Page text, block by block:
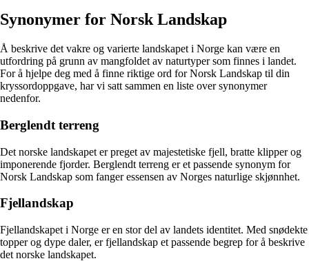
Synonymer for Norsk Landskap
Å beskrive det vakre og varierte landskapet i Norge kan være en
utfordring på grunn av mangfoldet av naturtyper som finnes i landet.
For å hjelpe deg med å finne riktige ord for Norsk Landskap til din
kryssordoppgave, har vi satt sammen en liste over synonymer
nedenfor.
Berglendt terreng
Det norske landskapet er preget av majestetiske fjell, bratte klipper og
imponerende fjorder. Berglendt terreng er et passende synonym for
Norsk Landskap som fanger essensen av Norges naturlige skjønnhet.
Fjellandskap
Fjellandskapet i Norge er en stor del av landets identitet. Med snødekte
topper og dype daler, er fjellandskap et passende begrep for å beskrive
det norske landskapet.